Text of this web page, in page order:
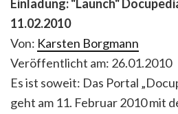
Einladung: "Launch"
11.02.2010
Von: Karsten Borgmann
Veröffentlicht am: 26.01.2010
Es ist soweit: Das Portal
geht am 11. Februar 2010 mit